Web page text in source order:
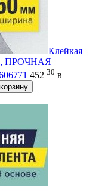
Клейкая
ПРОЧНАЯ
452 30 в